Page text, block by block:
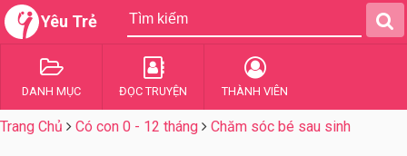
Yêu Trẻ
DANH MỤC ĐỌC TRUYỆN THÀNH VIÊN
Trang Chủ Có con 0 - 12 tháng Chăm sóc bé sau sinh